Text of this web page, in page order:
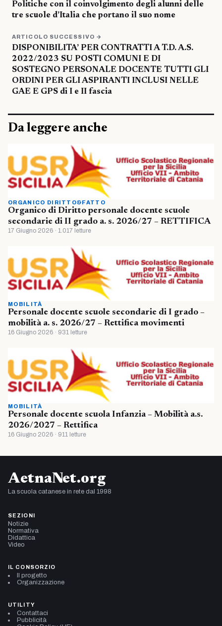
Politiche con il coinvolgimento degli alunni delle
tre scuole d’Italia che portano il suo nome
ARTICOLO SUCCESSIVO →
DISPONIBILITA’ PER CONTRATTI A T.D. A.S.
2022/2023 SU POSTI COMUNI E DI
SOSTEGNO PERSONALE DOCENTE TUTTI GLI
ORDINI PER GLI ASPIRANTI INCLUSI NELLE
GAE E GPS di I e II fascia
Da leggere anche
ORGANICO DIRITTO&FATTO
Organico di Diritto personale docente scuole
secondarie di II grado a. s. 2026/27 – RETTIFICA
17 Giugno 2026 · 1.017 letture
MOBILITÀ
Personale docente scuole secondarie di I grado –
mobilità a. s. 2026/27 – Rettifica movimenti
16 Giugno 2026 · 931 letture
MOBILITÀ
Personale docente scuola Infanzia – Mobilità a.s.
2026/2027 – Rettifica
16 Giugno 2026 · 911 letture
AetnaNet.org
La scuola catanese in rete dal 1998
SEZIONI
Notizie
Normativa
Didattica
Video
IL CONSORZIO
Il progetto
Organizzazione
UTILITY
Contattaci
Pubblicità